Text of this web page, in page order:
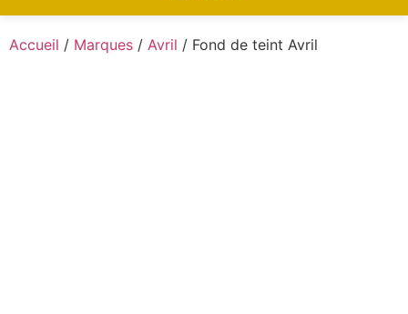
Accueil / Marques / Avril / Fond de teint Avril